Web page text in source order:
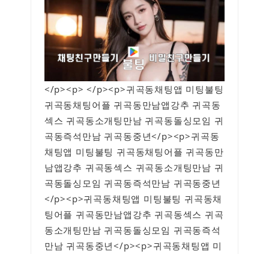
</p><p> </p><p>귀곡동채팅앱 미팅불팅
귀곡동채팅어플 귀곡동만남앱강추 귀곡동
섹스 귀곡동소개팅만남 귀곡동돌싱모임 귀
곡동즉석만남 귀곡동중년</p><p>귀곡동
채팅앱 미팅불팅 귀곡동채팅어플 귀곡동만
남앱강추 귀곡동섹스 귀곡동소개팅만남 귀
곡동돌싱모임 귀곡동즉석만남 귀곡동중년
</p><p>귀곡동채팅앱 미팅불팅 귀곡동채
팅어플 귀곡동만남앱강추 귀곡동섹스 귀곡
동소개팅만남 귀곡동돌싱모임 귀곡동즉석
만남 귀곡동중년</p><p>귀곡동채팅앱 미